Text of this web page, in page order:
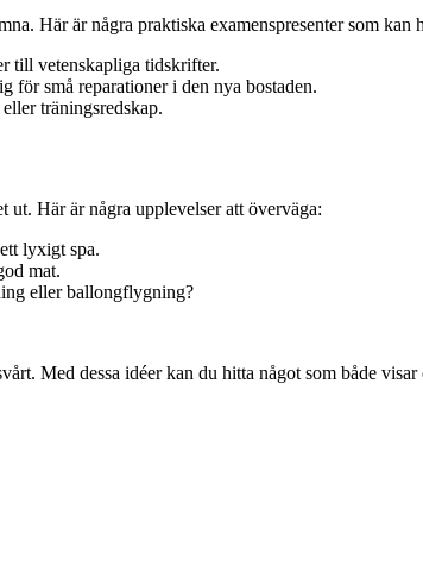
Här är några praktiska examenspresenter som kan
till vetenskapliga tidskrifter.
för små reparationer i den nya bostaden.
träningsredskap.
ut. Här är några upplevelser att överväga:
lyxigt spa.
mat.
eller ballongflygning?
Med dessa idéer kan du hitta något som både